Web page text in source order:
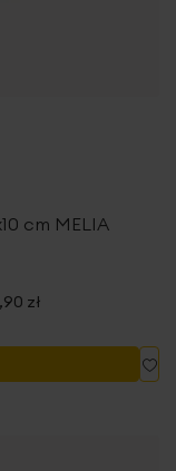
cm MELIA
zł